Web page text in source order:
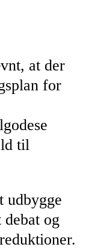
at der
for
til
udbygge
debat og